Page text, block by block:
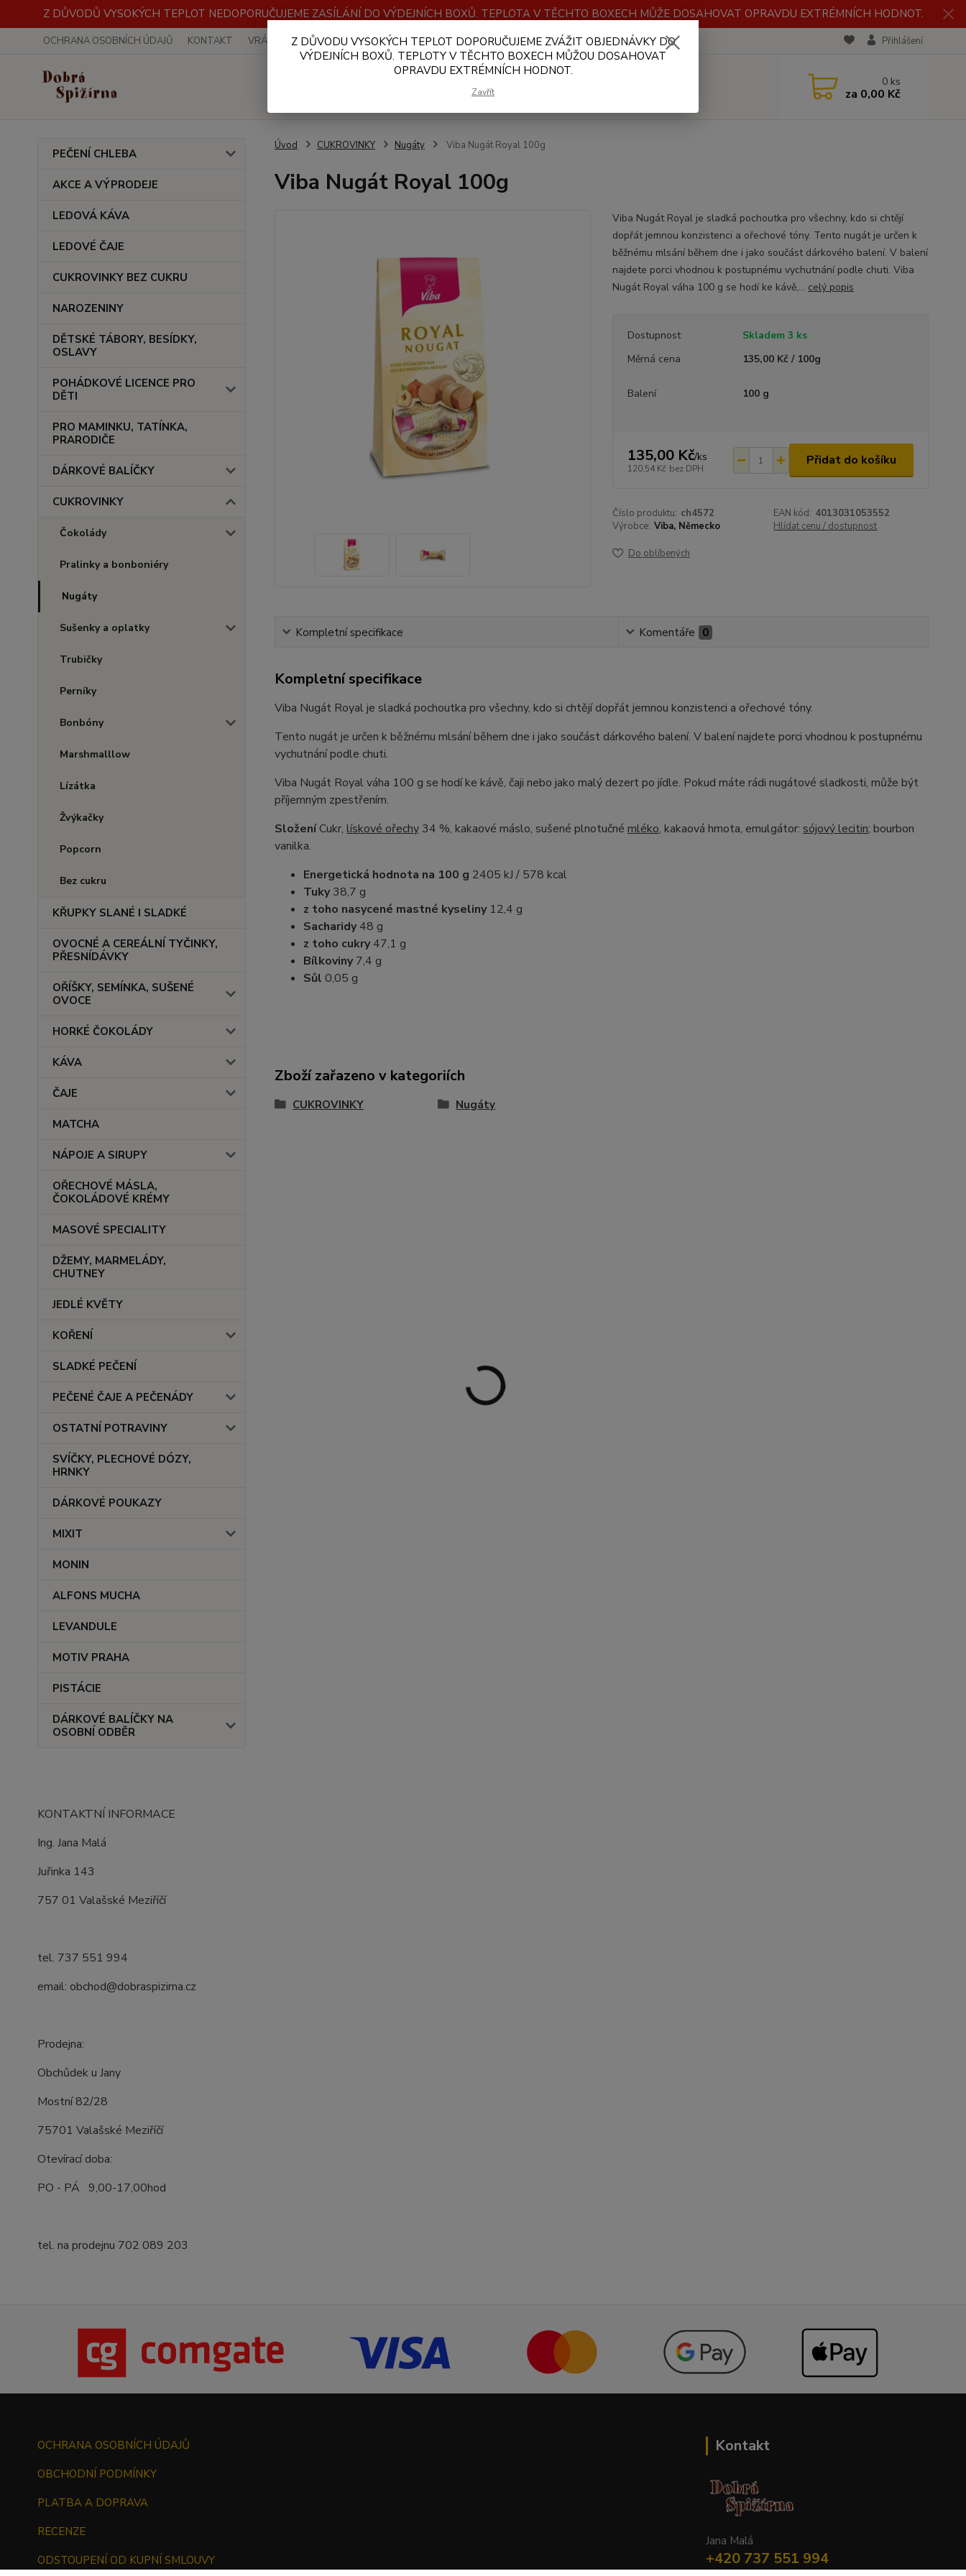
Z DŮVODŮ VYSOKÝCH TEPLOT NEDOPORUČUJEME ZASÍLÁNÍ DO VÝDEJNÍCH BOXŮ. TEPLOTA V TĚCHTO BOXECH MŮŽE DOSAHOVAT OPRAVDU EXTRÉMNÍCH HODNOT.
OCHRANA OSOBNÍCH ÚDAJŮ KONTAKT VRÁCENÍ ZBOŽÍ OBCHODNÍ PODMÍNKY PLATBA A DOPRAVA VELKOOBCHOD RECENZE Přihlášení
Hledat 0 ks
za 0,00 Kč
PEČENÍ CHLEBA
AKCE A VÝPRODEJE
LEDOVÁ KÁVA
LEDOVÉ ČAJE
CUKROVINKY BEZ CUKRU
NAROZENINY
DĚTSKÉ TÁBORY, BESÍDKY,
OSLAVY
POHÁDKOVÉ LICENCE PRO
DĚTI
PRO MAMINKU, TATÍNKA,
PRARODIČE
DÁRKOVÉ BALÍČKY
CUKROVINKY
Čokolády
Pralinky a bonboniéry
Nugáty
Sušenky a oplatky
Trubičky
Perníky
Bonbóny
Marshmalllow
Lízátka
Žvýkačky
Popcorn
Bez cukru
KŘUPKY SLANÉ I SLADKÉ
OVOCNÉ A CEREÁLNÍ TYČINKY,
PŘESNÍDÁVKY
OŘÍŠKY, SEMÍNKA, SUŠENÉ
OVOCE
HORKÉ ČOKOLÁDY
KÁVA
ČAJE
MATCHA
NÁPOJE A SIRUPY
OŘECHOVÉ MÁSLA,
ČOKOLÁDOVÉ KRÉMY
MASOVÉ SPECIALITY
DŽEMY, MARMELÁDY,
CHUTNEY
JEDLÉ KVĚTY
KOŘENÍ
SLADKÉ PEČENÍ
PEČENÉ ČAJE A PEČENÁDY
OSTATNÍ POTRAVINY
SVÍČKY, PLECHOVÉ DÓZY,
HRNKY
DÁRKOVÉ POUKAZY
MIXIT
MONIN
ALFONS MUCHA
LEVANDULE
MOTIV PRAHA
PISTÁCIE
DÁRKOVÉ BALÍČKY NA
OSOBNÍ ODBĚR
KONTAKTNÍ INFORMACE
Ing. Jana Malá
Juřinka 143
757 01 Valašské Meziříčí
tel. 737 551 994
email: obchod@dobraspizirna.cz
Prodejna:
Obchůdek u Jany
Mostní 82/28
75701 Valašské Meziříčí
Otevírací doba:
PO - PÁ 9,00-17,00hod
tel. na prodejnu 702 089 203
Úvod CUKROVINKY Nugáty Viba Nugát Royal 100g
Viba Nugát Royal 100g
Viba Nugát Royal je sladká pochoutka pro všechny, kdo si chtějí
dopřát jemnou konzistenci a ořechové tóny. Tento nugát je určen k
běžnému mlsání během dne i jako součást dárkového balení. V balení
najdete porci vhodnou k postupnému vychutnání podle chuti. Viba
Nugát Royal váha 100 g se hodí ke kávě,... celý popis
Dostupnost
Skladem 3 ks
Měrná cena
135,00 Kč / 100g
Balení 100 g
135,00 Kč/ks
120,54 Kč bez DPH
Přidat do košíku
Číslo produktu: ch4572 EAN kód: 4013031053552
Výrobce: Viba, Německo Hlídat cenu / dostupnost
Do oblíbených
Kompletní specifikace Komentáře 0
Kompletní specifikace
Viba Nugát Royal je sladká pochoutka pro všechny, kdo si chtějí dopřát jemnou konzistenci a ořechové tóny.
Tento nugát je určen k běžnému mlsání během dne i jako součást dárkového balení. V balení najdete porci vhodnou k postupnému
vychutnání podle chuti.
Viba Nugát Royal váha 100 g se hodí ke kávě, čaji nebo jako malý dezert po jídle. Pokud máte rádi nugátové sladkosti, může být
příjemným zpestřením.
SloženíCukr, lískové ořechy34 %, kakaové máslo, sušené plnotučné mléko, kakaová hmota, emulgátor: sójový lecitin; bourbon
vanilka.
Energetická hodnota na 100 g 2405 kJ / 578 kcal
Tuky38,7 g
z toho nasycené mastné kyseliny12,4 g
Sacharidy48 g
z toho cukry47,1 g
Bílkoviny7,4 g
Sůl 0,05 g
Zboží zařazeno v kategoriích
CUKROVINKY Nugáty
OCHRANA OSOBNÍCH ÚDAJŮ
OBCHODNÍ PODMÍNKY
PLATBA A DOPRAVA
RECENZE
ODSTOUPENÍ OD KUPNÍ SMLOUVY
Kontakt
Jana Malá
+420 737 551 994
Z DŮVODU VYSOKÝCH TEPLOT DOPORUČUJEME ZVÁŽIT OBJEDNÁVKY DO
VÝDEJNÍCH BOXŮ. TEPLOTY V TĚCHTO BOXECH MŮŽOU DOSAHOVAT
OPRAVDU EXTRÉMNÍCH HODNOT.
Zavřít